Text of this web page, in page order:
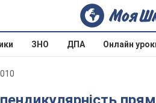
ЗНО ДПА Онлайн